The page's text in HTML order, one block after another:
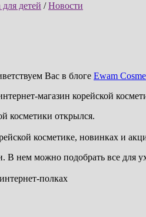
детей /Новости
Вас в блоге Ewam
косметики открылся.
косметике, новинках и
В нем можно подобрать все для
полках